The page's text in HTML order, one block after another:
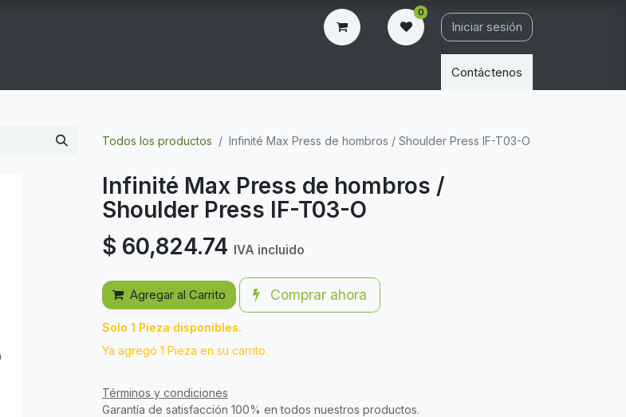
0
Iniciar sesión
Contáctenos
Todos los productos Infinité Max Press de hombros / Shoulder Press IF-T03-O
Infinité Max Press de hombros /
Shoulder Press IF-T03-O
$ 60,824.74 IVA incluido
Agregar al Carrito Comprar ahora
Solo 1 Pieza disponibles.
Ya agregó 1 Pieza en su carrito.
Términos y condiciones
Garantía de satisfacción 100% en todos nuestros productos.